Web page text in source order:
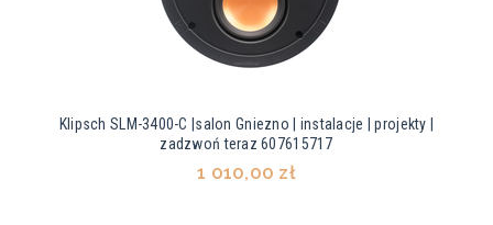
Klipsch SLM-3400-C |salon Gniezno | instalacje | projekty |
zadzwoń teraz 607615717
1 010,00 zł